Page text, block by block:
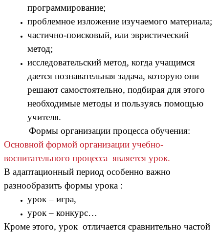
программирование;
проблемное изложение изучаемого материала;
частично-поисковый, или эвристический
метод;
исследовательский метод, когда учащимся
дается познавательная задача, которую они
решают самостоятельно, подбирая для этого
необходимые методы и пользуясь помощью
учителя.
Формы организации процесса обучения:
Основной формой организации учебно-
воспитательного процесса является урок.
В адаптационный период особенно важно
разнообразить формы урока :
урок – игра,
урок – конкурс…
Кроме этого, урок отличается сравнительно частой